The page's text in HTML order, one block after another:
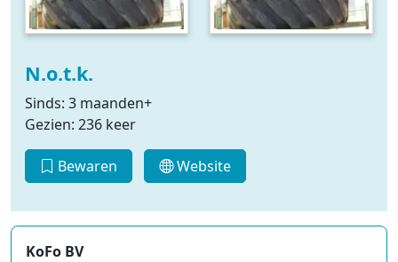
N.o.t.k.
Sinds: 3 maanden+
Gezien: 236 keer
Bewaren Website
KoFo BV